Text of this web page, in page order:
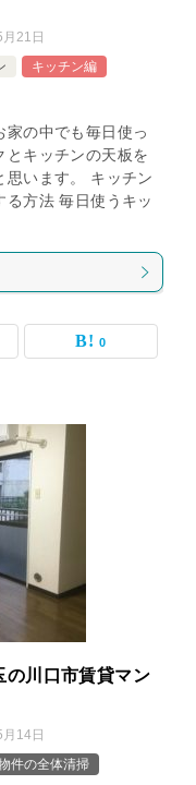
21日
キッチン編
家の中でも毎日使っ
とキッチンの天板を
思います。 キッチン
る方法 毎日使うキッ
0
川口市賃貸マン
14日
件の全体清掃